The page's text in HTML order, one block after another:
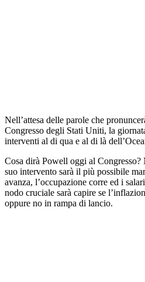
Nell’attesa delle parole che
Congresso degli Stati Uniti, la
interventi al di qua e al di là
Cosa dirà Powell oggi al
suo intervento sarà il più possibile
avanza, l’occupazione corre ed i
nodo cruciale sarà capire se
oppure no in rampa di lancio.